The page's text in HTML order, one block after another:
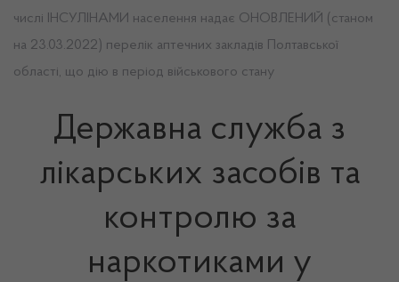
числі ІНСУЛІНАМИ населення надає ОНОВЛЕНИЙ (станом
на 23.03.2022) перелік аптечних закладів Полтавської
області, що дію в період військового стану
Державна служба з
лікарських засобів та
контролю за
наркотиками у